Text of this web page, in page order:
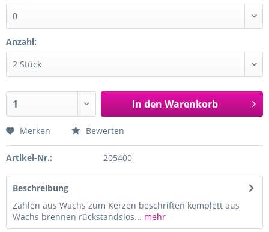
Anzahl:
In den Warenkorb
Merken Bewerten
Artikel-Nr.: 205400
Beschreibung
Zahlen aus Wachs zum Kerzen beschriften komplett aus
Wachs brennen rückstandslos... mehr